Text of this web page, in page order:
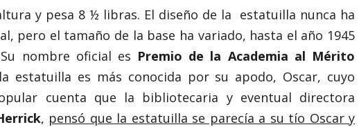
y pesa 8 ½ libras. El diseño de la estatuilla nunca ha
pero el tamaño de la base ha variado, hasta el año 1945
nombre oficial es Premio de la Academia al Mérito
estatuilla es más conocida por su apodo, Oscar, cuyo
cuenta que la bibliotecaria y eventual directora
, pensó que la estatuilla se parecía a su tío Oscar y